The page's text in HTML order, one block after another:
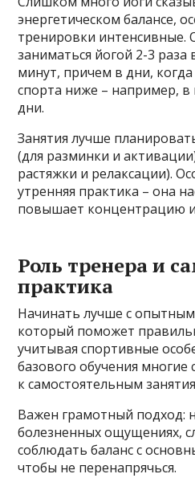
энергетическом балансе,
тренировки интенсивные.
заниматься йогой 2-3
минут, причем в дни, когда
спорта ниже – например, в
дни.
Занятия лучше
(для разминки и
растяжки и релаксации).
утренняя практика – она
повышает концентрацию
Роль тренера и
практика
Начинать лучше с
который поможет
учитывая спортивные
базового обучения
к самостоятельным
Важен грамотный подход:
болезненных ощущениях,
соблюдать баланс с
чтобы не перенапрячься.